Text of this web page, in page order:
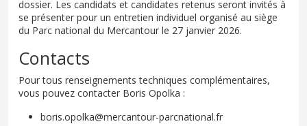
dossier. Les candidats et candidates retenus seront invités à
se présenter pour un entretien individuel organisé au siège
du Parc national du Mercantour le 27 janvier 2026.
Contacts
Pour tous renseignements techniques complémentaires,
vous pouvez contacter Boris Opolka :
boris.opolka@mercantour-parcnational.fr